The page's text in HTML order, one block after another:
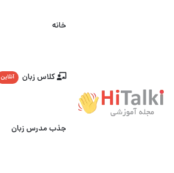
خانه
کلاس زبان آنلاین
جذب مدرس زبان